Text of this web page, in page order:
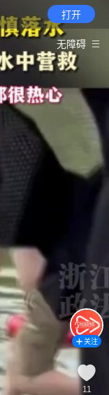
打开
无障碍
关注
11